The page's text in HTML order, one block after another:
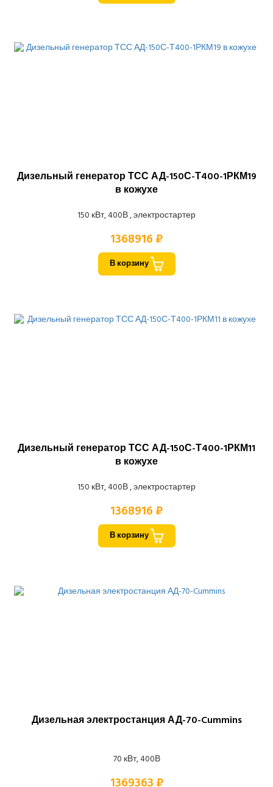
Дизельный генератор ТСС АД-150С-Т400-1РКМ19
в кожухе
150 кВт, 400В , электростартер
1368916 ₽
В корзину
Дизельный генератор ТСС АД-150С-Т400-1РКМ11
в кожухе
150 кВт, 400В , электростартер
1368916 ₽
В корзину
Дизельная электростанция АД-70-Cummins
70 кВт, 400В